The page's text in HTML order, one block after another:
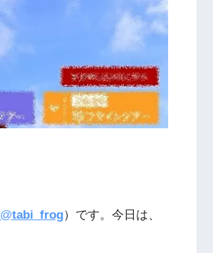
@tabi_frog）です。今日は、